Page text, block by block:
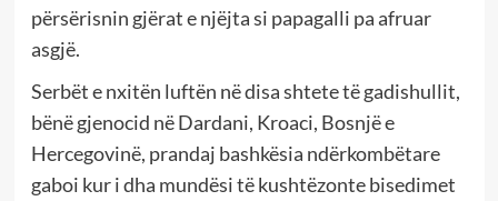
përsërisnin gjërat e njëjta si papagalli pa afruar
asgjë.
Serbët e nxitën luftën në disa shtete të gadishullit,
bënë gjenocid në Dardani, Kroaci, Bosnjë e
Hercegovinë, prandaj bashkësia ndërkombëtare
gaboi kur i dha mundësi të kushtëzonte bisedimet